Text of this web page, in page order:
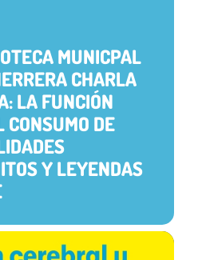
MUNICPAL
CHARLA
LA FUNCIÓN
CONSUMO DE
Y LEYENDAS